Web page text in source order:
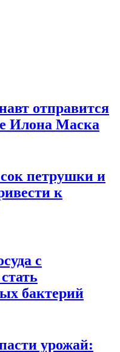
отправится
Илона Маска
петрушки и
к
с
бактерий
урожай: